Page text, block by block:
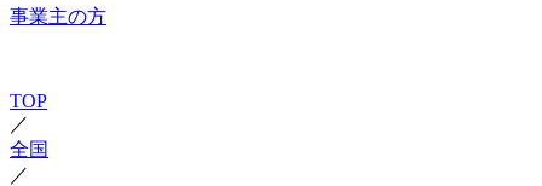
事業主の方
TOP
／
全国
／